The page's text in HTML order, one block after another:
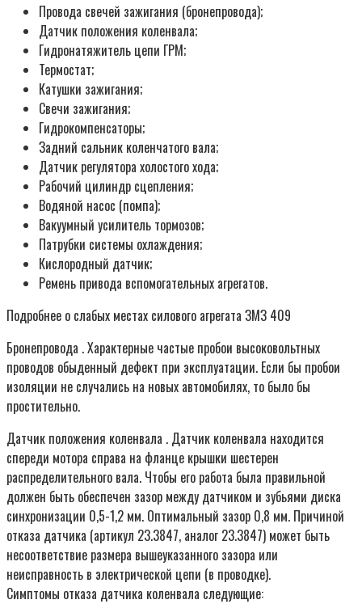
Провода свечей зажигания (бронепровода);
Датчик положения коленвала;
Гидронатяжитель цепи ГРМ;
Термостат;
Катушки зажигания;
Свечи зажигания;
Гидрокомпенсаторы;
Задний сальник коленчатого вала;
Датчик регулятора холостого хода;
Рабочий цилиндр сцепления;
Водяной насос (помпа);
Вакуумный усилитель тормозов;
Патрубки системы охлаждения;
Кислородный датчик;
Ремень привода вспомогательных агрегатов.
Подробнее о слабых местах силового агрегата ЗМЗ 409
Бронепровода . Характерные частые пробои высоковольтных
проводов обыденный дефект при эксплуатации. Если бы пробои
изоляции не случались на новых автомобилях, то было бы
простительно.
Датчик положения коленвала . Датчик коленвала находится
спереди мотора справа на фланце крышки шестерен
распределительного вала. Чтобы его работа была правильной
должен быть обеспечен зазор между датчиком и зубьями диска
синхронизации 0,5-1,2 мм. Оптимальный зазор 0,8 мм. Причиной
отказа датчика (артикул 23.3847, аналог 23.3847) может быть
несоответствие размера вышеуказанного зазора или
неисправность в электрической цепи (в проводке).
Симптомы отказа датчика коленвала следующие: